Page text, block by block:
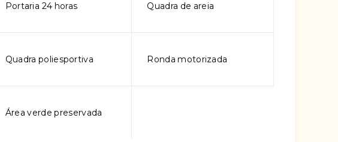
Portaria 24 horas Quadra de areia
Quadra poliesportiva Ronda motorizada
Área verde preservada